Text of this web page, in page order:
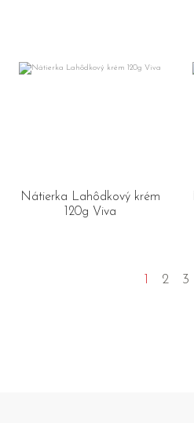
Nátierka Lahôdkový krém
120g Viva
1 2 3